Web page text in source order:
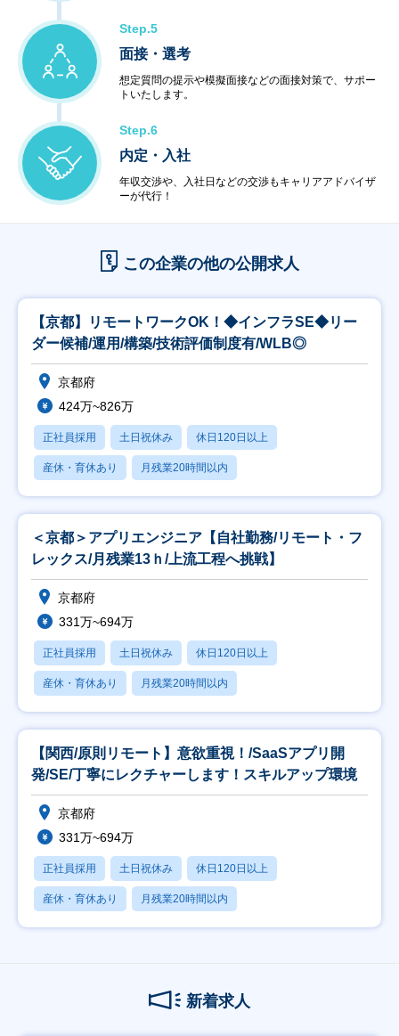
Step.5
面接・選考
想定質問の提示や模擬面接などの面接対策で、サポー
トいたします。
Step.6
内定・入社
年収交渉や、入社日などの交渉もキャリアアドバイザ
ーが代行！
この企業の他の公開求人
【京都】リモートワークOK！◆インフラSE◆リー
ダー候補/運用/構築/技術評価制度有/WLB◎
京都府
424万~826万
正社員採用 土日祝休み 休日120日以上
産休・育休あり 月残業20時間以内
＜京都＞アプリエンジニア【自社勤務/リモート・フ
レックス/月残業13ｈ/上流工程へ挑戦】
京都府
331万~694万
正社員採用 土日祝休み 休日120日以上
産休・育休あり 月残業20時間以内
【関西/原則リモート】意欲重視！/SaaSアプリ開
発/SE/丁寧にレクチャーします！スキルアップ環境
京都府
331万~694万
正社員採用 土日祝休み 休日120日以上
産休・育休あり 月残業20時間以内
新着求人